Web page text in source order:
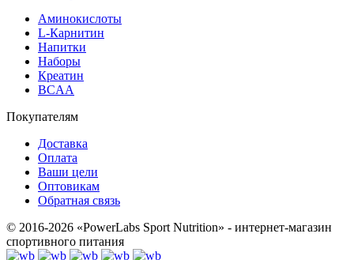
Аминокислоты
L-Карнитин
Напитки
Наборы
Креатин
BCAA
Покупателям
Доставка
Оплата
Ваши цели
Оптовикам
Обратная связь
© 2016-2026 «PowerLabs Sport Nutrition» - интернет-магазин
спортивного питания